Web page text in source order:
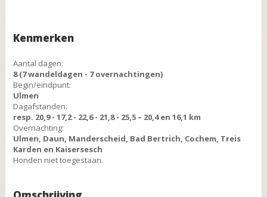
Kenmerken
Aantal dagen:
8 (7 wandeldagen - 7 overnachtingen)
Begin/eindpunt:
Ulmen
Dagafstanden:
resp. 20,9 - 17,2 - 22,6 - 21,8 - 25,5 – 20,4 en 16,1 km
Overnachting:
Ulmen, Daun, Manderscheid, Bad Bertrich, Cochem, Treis
Karden en Kaisersesch
Honden niet toegestaan.